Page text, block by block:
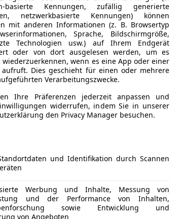
8-fach Bereift
€ 16 900 1
basierte Kennungen, zufällig generierte
netzwerkbasierte Kennungen) können
mit anderen Informationen (z. B. Browsertyp
Sprache, Bildschirmgröße,
Technologien usw.) auf Ihrem Endgerät
oder von dort ausgelesen werden, um es
wiederzuerkennen, wenn es eine App oder einer
aufruft. Dies geschieht für einen oder mehrere
Verarbeitungszwecke.
Ihre Präferenzen jederzeit anpassen und
widerrufen, indem Sie in unserer
den Privacy Manager besuchen.
und Identifikation durch Scannen
Werbung und Inhalte, Messung von
und der Performance von Inhalten,
sowie Entwicklung und
von Angeboten